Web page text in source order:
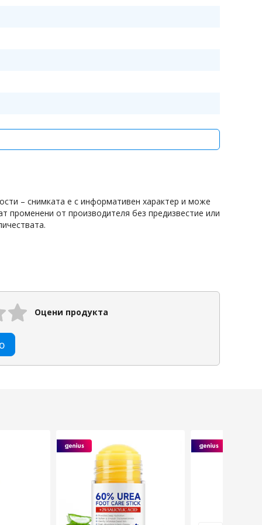
– снимката е с информативен характер и може
променени от производителя без предизвестие или
Оцени продукта